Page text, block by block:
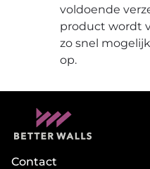
voldoende
product wordt
zo snel
op.
Contact